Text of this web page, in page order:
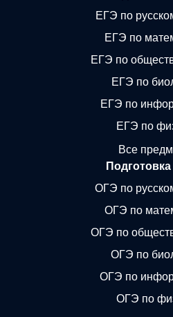
ЕГЭ по
ЕГЭ по
ЕГЭ по
ЕГЭ по
ЕГЭ по
ЕГЭ по
Все
ОГЭ по
ОГЭ по
ОГЭ по
ОГЭ по
ОГЭ по
ОГЭ по